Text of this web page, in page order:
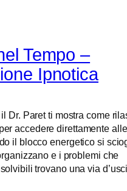
Tempo –
Ipnotica
Dr. Paret ti mostra come
accedere direttamente alle
il blocco energetico si
e i problemi che
trovano una via